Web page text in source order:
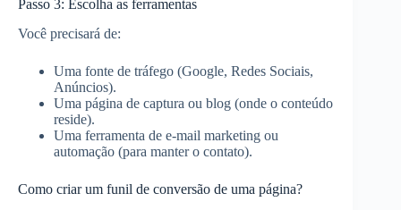
Passo 3: Escolha as ferramentas
Você precisará de:
Uma fonte de tráfego (Google, Redes Sociais,
Anúncios).
Uma página de captura ou blog (onde o conteúdo
reside).
Uma ferramenta de e-mail marketing ou
automação (para manter o contato).
Como criar um funil de conversão de uma página?